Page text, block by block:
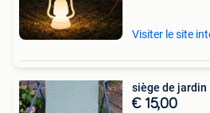
Visiter le site
siège de jardin
€ 15,00